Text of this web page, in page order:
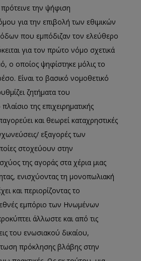
την ψήφιση
για την επιβολή των εθιμικών
που εμπόδιζαν τον ελεύθερο
για τον πρώτο νόμο σχετικά
ο οποίος ψηφίστηκε μόλις το
Είναι το βασικό νομοθετικό
ζητήματα του
της επιχειρηματικής
και θεωρεί καταχρηστικές
εξαγορές των
στοχεύουν στην
της αγοράς στα χέρια μιας
ενισχύοντας τη μονοπωλιακή
και περιορίζοντας το
εμπόριο των Ηνωμένων
άλλωστε και από τις
του ενωσιακού δικαίου,
πρόκλησης βλάβης στην